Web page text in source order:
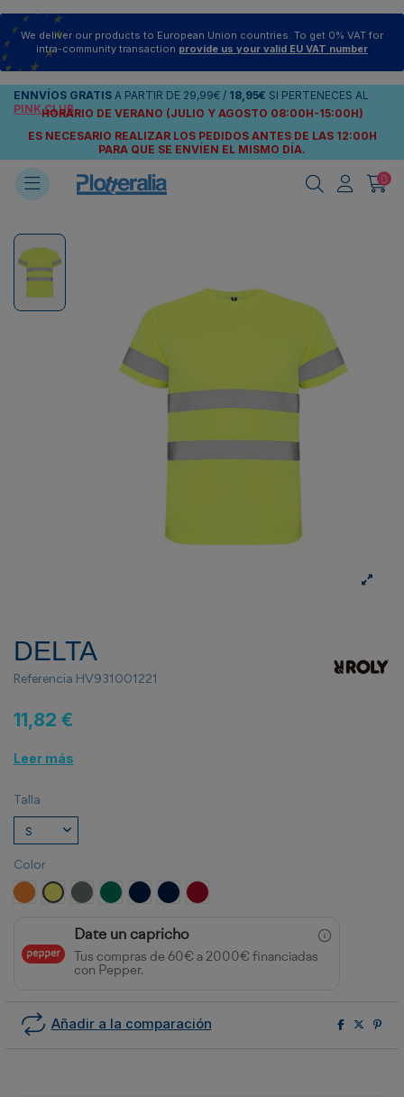
We deliver our products to European Union countries. To get 0% VAT for
intra-community transaction provide us your valid EU VAT number
ENNVÍOS GRATIS A PARTIR DE 29,99€ / 18,95€ SI PERTENECES AL
PINK CLUB
HORARIO DE VERANO (JULIO Y AGOSTO 08:00H-15:00H)
ES NECESARIO REALIZAR LOS PEDIDOS ANTES DE LAS 12:00H
PARA QUE SE ENVÍEN EL MISMO DÍA.
0
DELTA
Referencia HV931001221
11,82 €
Leer más
Talla
Color
NARANJA FLUOR
AMARILLO FLUOR
PLOMO/AMARILLO FLUOR
VERDE JARDÍN/AMARILLO FLÚOR
MARINO/AMARILLO FLUOR
MARINO/NARANJA FLUOR
ROJO LABORAL/AMARILLO FLÚOR
Date un capricho
Tus compras de 60€ a 2000€ financiadas
con Pepper.
Añadir a la comparación